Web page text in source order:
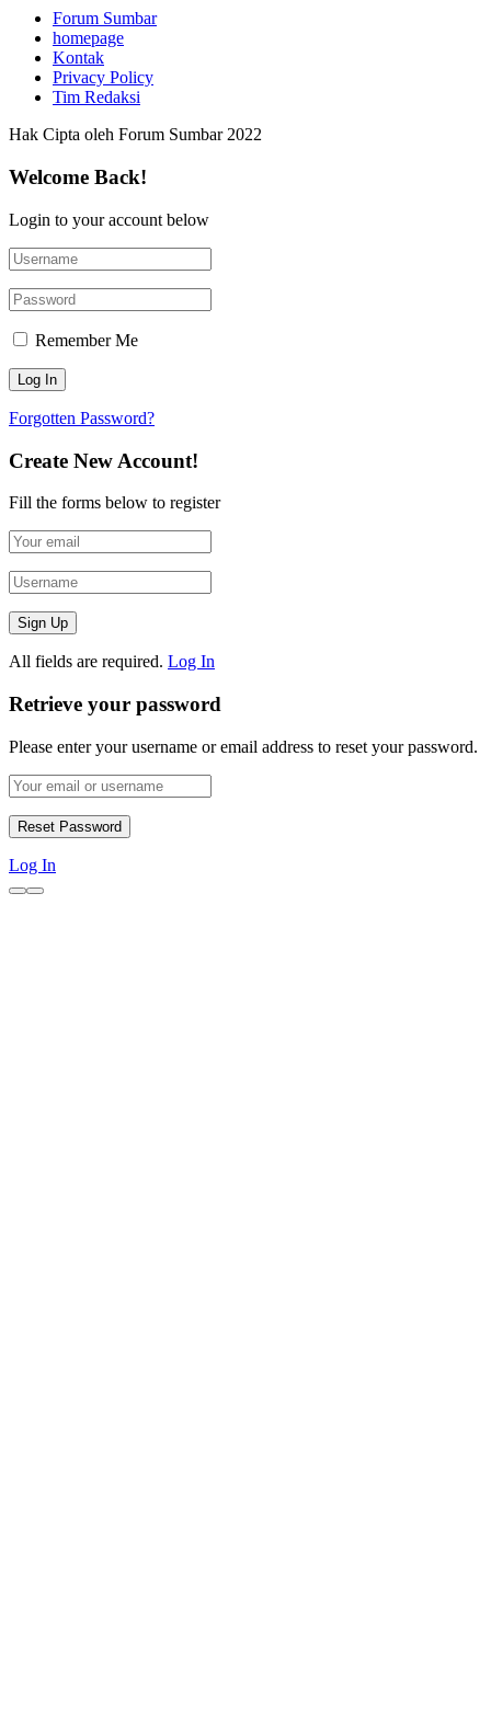
Forum Sumbar
homepage
Kontak
Privacy Policy
Tim Redaksi
Hak Cipta oleh Forum Sumbar 2022
Welcome Back!
Login to your account below
Remember Me
Forgotten Password?
Create New Account!
Fill the forms below to register
All fields are required. Log In
Retrieve your password
Please enter your username or email address to reset your password.
Log In